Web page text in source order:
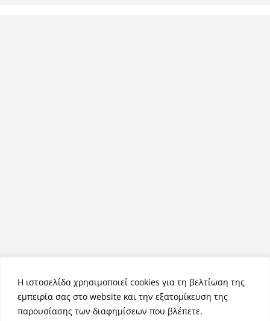
Η ιστοσελίδα χρησιμοποιεί cookies για τη βελτίωση της
εμπειρία σας στο website και την εξατομίκευση της
παρουσίασης των διαφημίσεων που βλέπετε.